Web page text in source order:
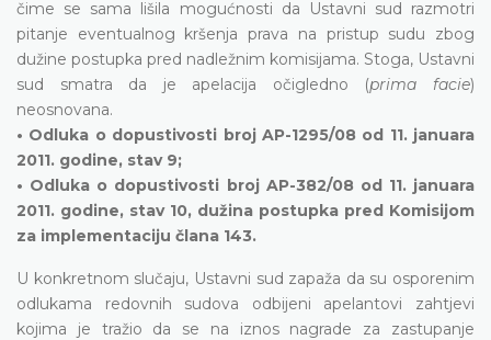
čime se sama lišila mogućnosti da Ustavni sud razmotri
pitanje eventualnog kršenja prava na pristup sudu zbog
dužine postupka pred nadležnim komisijama. Stoga, Ustavni
sud smatra da je apelacija očigledno (prima facie)
neosnovana.
• Odluka o dopustivosti broj AP-1295/08 od 11. januara
2011. godine, stav 9;
• Odluka o dopustivosti broj AP-382/08 od 11. januara
2011. godine, stav 10, dužina postupka pred Komisijom
za implementaciju člana 143.
U konkretnom slučaju, Ustavni sud zapaža da su osporenim
odlukama redovnih sudova odbijeni apelantovi zahtjevi
kojima je tražio da se na iznos nagrade za zastupanje